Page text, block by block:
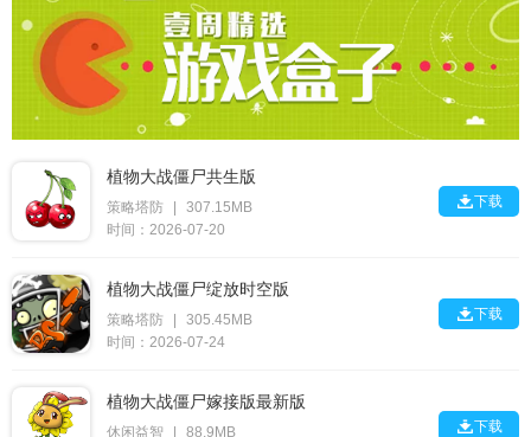
植物大战僵尸共生版
策略塔防
307.15MB
时间：2026-07-20
下载
植物大战僵尸绽放时空版
策略塔防
305.45MB
时间：2026-07-24
下载
植物大战僵尸嫁接版最新版
休闲益智
88.9MB
下载